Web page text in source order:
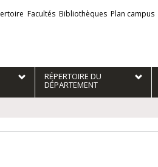
Facultés Bibliothèques Plan campus
RÉPERTOIRE DU
DÉPARTEMENT